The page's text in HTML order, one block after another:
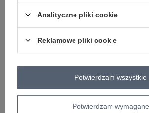
gładki
materiał
akryl
Analityczne pliki cookie
Reklamowe pliki cookie
Potwierdzam wymagane
Potwierdzam wszystkie